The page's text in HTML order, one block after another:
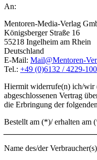
An:
Mentoren-Media-Verlag
Königsberger Straße 16
55218 Ingelheim am Rhein
Deutschland
E-Mail:
ed.galreV-
@liaM
Tel.: +49 (0)6132 / 4229-100
Hiermit widerrufe(n) ich/
abgeschlossenen Vertrag
die Erbringung der
Bestellt am (*)/ erhalten am
Name des/der